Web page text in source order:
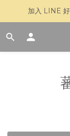
🥣 父親
加入 LINE
🥣 父親